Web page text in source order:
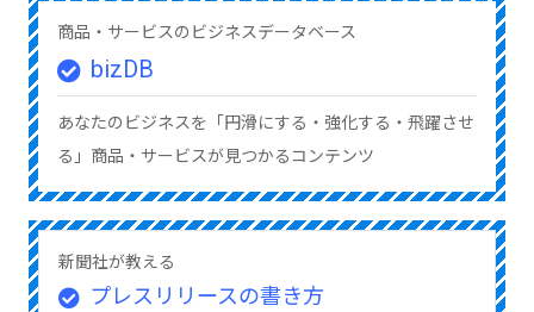
商品・サービスのビジネスデータベース
bizDB
あなたのビジネスを「円滑にする・強化する・飛躍させ
る」商品・サービスが見つかるコンテンツ
新聞社が教える
プレスリリースの書き方